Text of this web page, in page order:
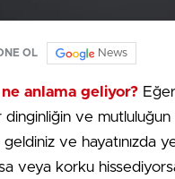
OL News
ne anlama geliyor?
dinginliğin ve
geldiniz ve hayatınızda
veya korku